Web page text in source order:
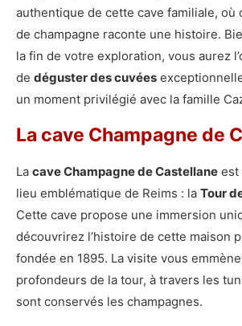
authentique de cette cave familiale, où
de champagne raconte une histoire.
la fin de votre exploration, vous aurez
de déguster des cuvées
un moment privilégié avec la famille
La cave Champagne de
La cave Champagne de Castellane est
lieu emblématique de Reims : la Tour
Cette cave propose une immersion
découvrirez l’histoire de cette maison
fondée en 1895. La visite vous
profondeurs de la tour, à travers les
sont conservés les champagnes.